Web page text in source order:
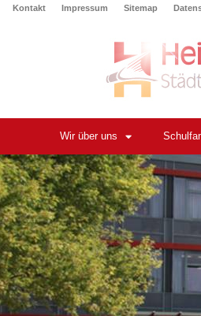
Kontakt Impressum Sitemap
Wir über uns